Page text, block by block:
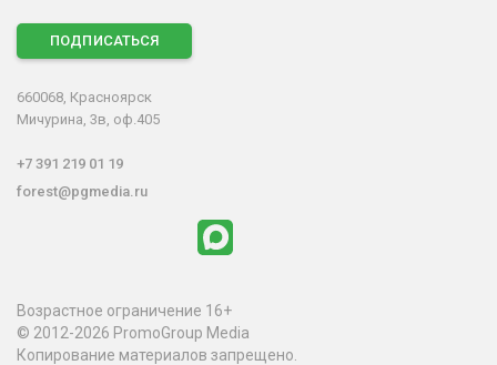
ПОДПИСАТЬСЯ
660068, Красноярск
Мичурина, 3в, оф.405
+7 391 219 01 19
forest@pgmedia.ru
Возрастное ограничение 16+
© 2012-2026 PromoGroup Media
Копирование материалов запрещено.